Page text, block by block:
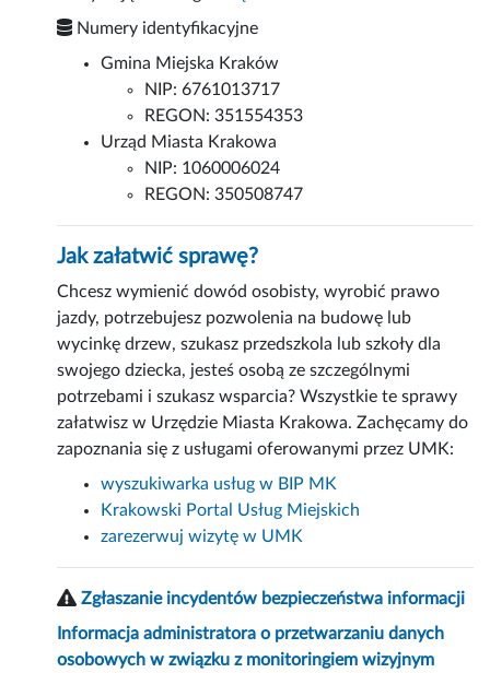
Numery identyfikacyjne
Gmina Miejska Kraków
NIP: 6761013717
REGON: 351554353
Urząd Miasta Krakowa
NIP: 1060006024
REGON: 350508747
Jak załatwić sprawę?
Chcesz wymienić dowód osobisty, wyrobić prawo
jazdy, potrzebujesz pozwolenia na budowę lub
wycinkę drzew, szukasz przedszkola lub szkoły dla
swojego dziecka, jesteś osobą ze szczególnymi
potrzebami i szukasz wsparcia? Wszystkie te sprawy
załatwisz w Urzędzie Miasta Krakowa. Zachęcamy do
zapoznania się z usługami oferowanymi przez UMK:
wyszukiwarka usług w BIP MK
Krakowski Portal Usług Miejskich
zarezerwuj wizytę w UMK
Zgłaszanie incydentów bezpieczeństwa informacji
Informacja administratora o przetwarzaniu danych
osobowych w związku z monitoringiem wizyjnym